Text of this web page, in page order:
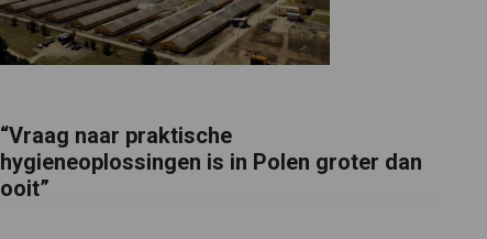
“Vraag naar praktische
hygieneoplossingen is in Polen groter dan
ooit”